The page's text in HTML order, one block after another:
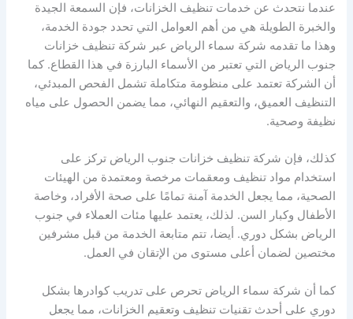
عندما نتحدث عن خدمات تنظيف الخزانات، فإن السمعة الجيدة
والخبرة الطويلة هي من أهم العوامل التي تحدد جودة الخدمة،
وهذا ما تقدمه شركة سماء الرياض عبر شركة تنظيف خزانات
جنوب الرياض التي تعتبر من الأسماء البارزة في هذا القطاع. كما
أن الشركة تعتمد على منظومة متكاملة تشمل الفحص المبدئي،
التنظيف العميق، والتعقيم النهائي، مما يضمن الحصول على مياه
نظيفة وصحية.
كذلك، فإن شركة تنظيف خزانات جنوب الرياض تركز على
استخدام مواد تنظيف ومعقمات مرخصة ومعتمدة من الهيئات
الصحية، مما يجعل الخدمة آمنة تمامًا على صحة الأفراد، وخاصة
الأطفال وكبار السن. لذلك، يعتمد عليها مئات العملاء في جنوب
الرياض بشكل دوري. أيضا، تتم متابعة الخدمة من قبل مشرفين
مختصين لضمان أعلى مستوى من الإتقان في العمل.
كما أن شركة سماء الرياض تحرص على تدريب كوادرها بشكل
دوري على أحدث تقنيات تنظيف وتعقيم الخزانات، مما يجعل